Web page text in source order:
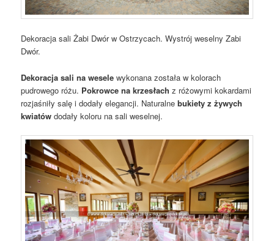
Dekoracja sali Żabi Dwór w Ostrzycach. Wystrój weselny Zabi
Dwór.
Dekoracja sali na wesele wykonana została w kolorach
pudrowego różu. Pokrowce na krzesłach z różowymi kokardami
rozjaśniły salę i dodały elegancji. Naturalnebukiety z żywych
kwiatów dodały koloru na sali weselnej.